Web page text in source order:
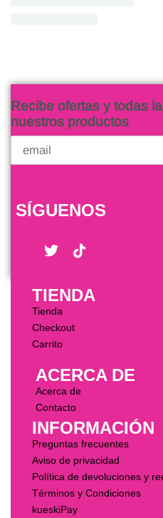
Recibe ofertas y todas
nuestros productos
SÍGUENOS
TIENDA
Tienda
Checkout
Carrito
ACERCA DE
Acerca de
Contacto
INFORMACIÓN
Preguntas frecuentes
Aviso de privacidad
Política de devoluciones y
Términos y Condiciones
kueskiPay